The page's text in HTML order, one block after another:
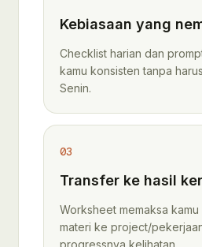
Kebiasaan yang
Checklist harian dan
kamu konsisten tanpa
Senin.
03
Transfer ke hasil
Worksheet memaksa
materi ke project/